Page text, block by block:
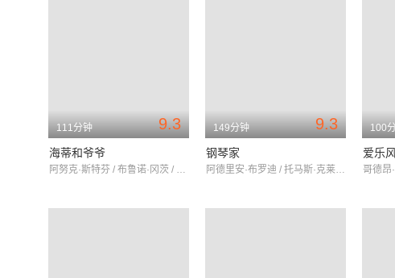
9.3
111分钟
海蒂和爷爷
阿努克·斯特芬 / 布鲁诺·冈茨 / 昆林·艾格匹
9.3
149分钟
钢琴家
阿德里安·布罗迪 / 托马斯·克莱舒曼 / 艾米莉娅·福克斯
100
爱乐